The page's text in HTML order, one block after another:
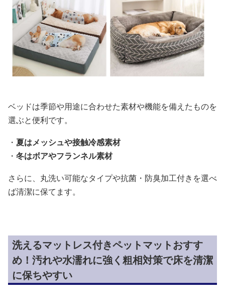
ベッドは季節や用途に合わせた素材や機能を備えたものを
選ぶと便利です。
・ 夏はメッシュや接触冷感素材
・ 冬はボアやフランネル素材
さらに、丸洗い可能なタイプや抗菌・防臭加工付きを選べ
ば清潔に保てます。
洗えるマットレス付きペットマットおすす
め！汚れや水濡れに強く粗相対策で床を清潔
に保ちやすい